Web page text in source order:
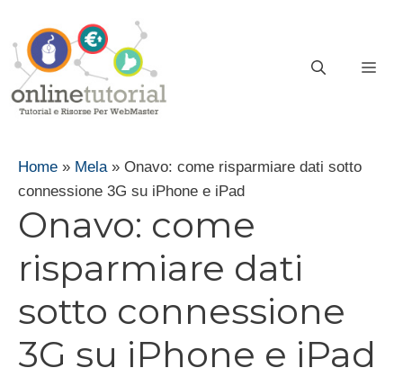
contenuto
Home » Mela » Onavo: come risparmiare dati sotto
connessione 3G su iPhone e iPad
Onavo: come
risparmiare dati
sotto connessione
3G su iPhone e iPad